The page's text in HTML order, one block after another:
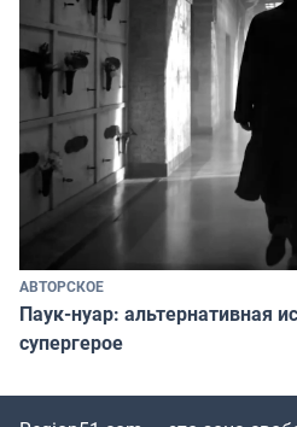
АВТОРСКОЕ
Паук-нуар: альтернативная
супергерое